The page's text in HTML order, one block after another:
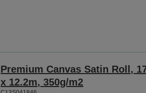
Premium Canvas Satin Roll,
x 12.2m, 350g/m2